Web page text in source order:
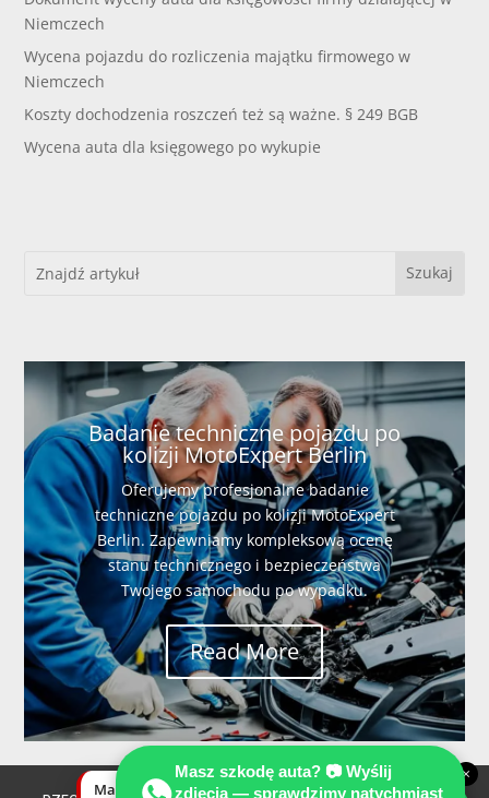
Niemczech
Wycena pojazdu do rozliczenia majątku firmowego w
Niemczech
Koszty dochodzenia roszczeń też są ważne. § 249 BGB
Wycena auta dla księgowego po wykupie
Badanie techniczne pojazdu po
kolizji MotoExpert Berlin
Oferujemy profesjonalne badanie
techniczne pojazdu po kolizji MotoExpert
Berlin. Zapewniamy kompleksową ocenę
stanu technicznego i bezpieczeństwa
Twojego samochodu po wypadku.
Read More
Masz szkodę auta? 📷 Wyślij
zdjęcia — sprawdzimy natychmiast
×
Masz szkodę auta? Wyślij zdjęcia —